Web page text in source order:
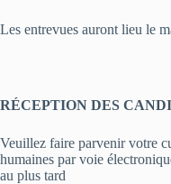
Les entrevues auront lieu le
RÉCEPTION DES
Veuillez faire parvenir votre
humaines par voie
au plus tard